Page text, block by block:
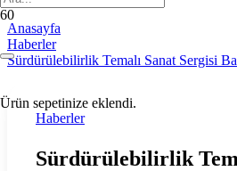
Ürün sepetinize eklendi.
Anasayfa
Haberler
Sürdürülebilirlik Temalı Sanat Sergisi
Haberler
Sürdürülebilirlik